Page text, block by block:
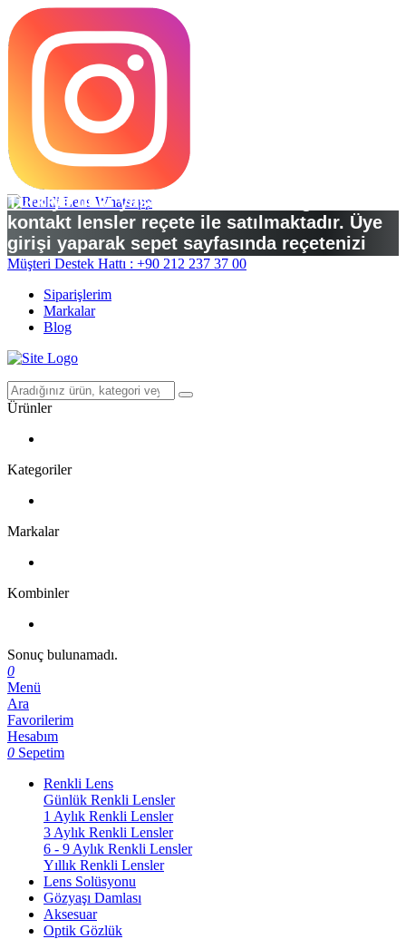
Türkiye’deki yasal düzenlemelere göre
kontakt lensler reçete ile satılmaktadır. Üye
girişi yaparak sepet sayfasında reçetenizi
yükleyebilirsiniz.
Müşteri Destek Hattı : +90 212 237 37 00
Siparişlerim
Markalar
Blog
Ürünler
Kategoriler
Markalar
Kombinler
Sonuç bulunamadı.
0
Menü
Ara
Favorilerim
Hesabım
0 Sepetim
Renkli Lens
Günlük Renkli Lensler
1 Aylık Renkli Lensler
3 Aylık Renkli Lensler
6 - 9 Aylık Renkli Lensler
Yıllık Renkli Lensler
Lens Solüsyonu
Gözyaşı Damlası
Aksesuar
Optik Gözlük